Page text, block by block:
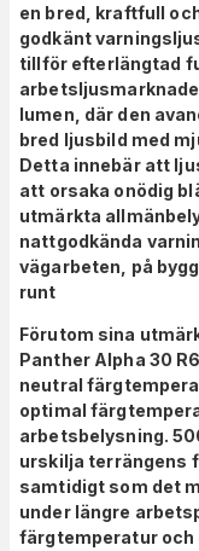
en bred, kraftfull
godkänt
tillför efterlängtad
lumen, där den
bred ljusbild med
Detta innebär att
att orsaka onödig
utmärkta
nattgodkända
vägarbeten, på
runt
Förutom sina
Panther Alpha 30
neutral
optimal
arbetsbelysning.
urskilja terrängens
samtidigt som det
under längre
färgtemperatur och